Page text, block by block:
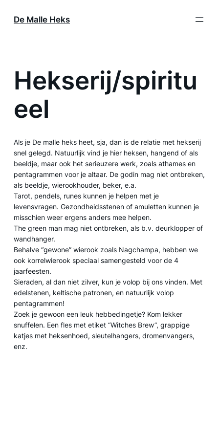
De Malle Heks
Hekserij/spiritu
eel
Als je De malle heks heet, sja, dan is de relatie met hekserij
snel gelegd. Natuurlijk vind je hier heksen, hangend of als
beeldje, maar ook het serieuzere werk, zoals athames en
pentagrammen voor je altaar. De godin mag niet ontbreken,
als beeldje, wierookhouder, beker, e.a.
Tarot, pendels, runes kunnen je helpen met je
levensvragen. Gezondheidsstenen of amuletten kunnen je
misschien weer ergens anders mee helpen.
The green man mag niet ontbreken, als b.v. deurklopper of
wandhanger.
Behalve “gewone” wierook zoals Nagchampa, hebben we
ook korrelwierook speciaal samengesteld voor de 4
jaarfeesten.
Sieraden, al dan niet zilver, kun je volop bij ons vinden. Met
edelstenen, keltische patronen, en natuurlijk volop
pentagrammen!
Zoek je gewoon een leuk hebbedingetje? Kom lekker
snuffelen. Een fles met etiket “Witches Brew”, grappige
katjes met heksenhoed, sleutelhangers, dromenvangers,
enz.